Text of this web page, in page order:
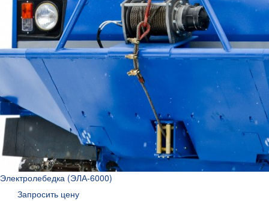
Электролебедка (ЭЛА-6000)
Запросить цену